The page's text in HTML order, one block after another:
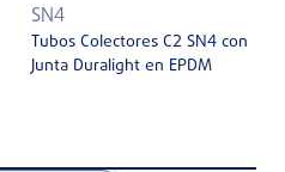
SN4
Tubos Colectores C2 SN4 con
Junta Duralight en EPDM